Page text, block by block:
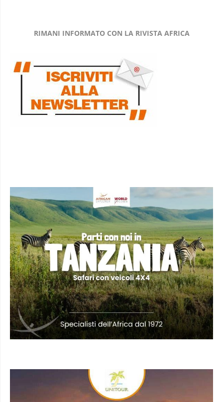
RIMANI INFORMATO CON LA RIVISTA AFRICA